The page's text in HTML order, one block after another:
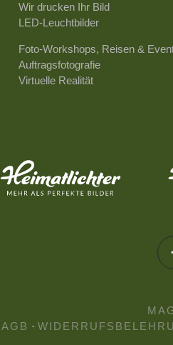
Wir drucken Ihr Bild
LED-Leuchtbilder
Foto-Workshops, Reisen &
Auftragsfotografie
Virtuelle Realität
AGB ·